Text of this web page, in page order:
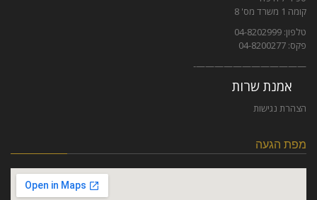
קומה 1 משרד מס' 8
טלפון: 04-8202999
פקס: 04-8200277
————————————-
אמנת שרות
הצהרת נגישות
מפת הגעה